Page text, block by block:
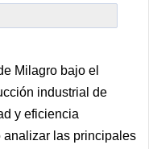
Milagro bajo el
industrial de
y eficiencia
analizar las principales